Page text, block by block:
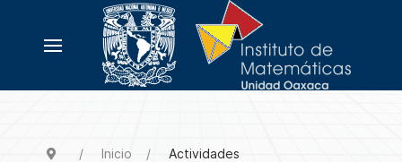
Inicio Actividades